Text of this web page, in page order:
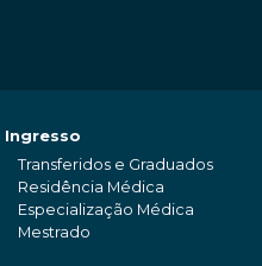
Ingresso
Transferidos e Graduados
Residência Médica
Especialização Médica
Mestrado